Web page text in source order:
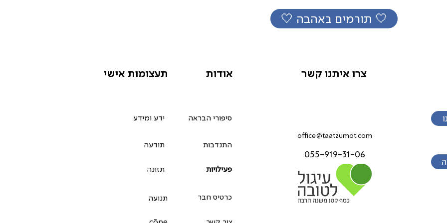
🤍 תורמים באהבה 🤍
תעצומות אישי אודות
ידע ומידע סיפורי הבראה
תודעה
תזונה
התנדבות
פעילויות
תנועה כרטיס חבר
צרו איתנו קשר
office@taatzumot.com
055-919-31-06